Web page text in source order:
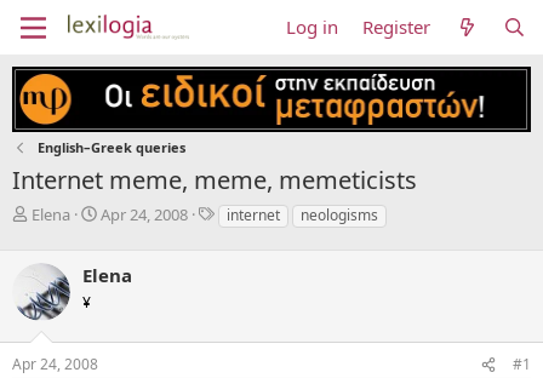
Log in Register
English–Greek queries
Internet meme, meme, memeticists
T
e
a
d
s
t
Elena
S
r
a
Apr 24, 2008
Tinternet neologisms
Elena
¥
Apr 24, 2008 #1